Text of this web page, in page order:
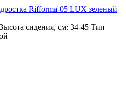
Rifforma-05 LUX зеленый
сидения, см: 34-45 Тип